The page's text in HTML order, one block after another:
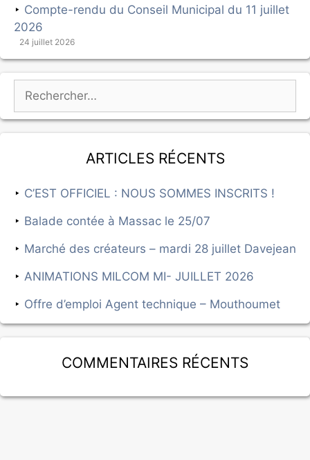
Compte-rendu du Conseil Municipal du 11 juillet
2026
24 juillet 2026
Articles récents
C’EST OFFICIEL : NOUS SOMMES INSCRITS !
Balade contée à Massac le 25/07
Marché des créateurs – mardi 28 juillet Davejean
ANIMATIONS MILCOM MI- JUILLET 2026
Offre d’emploi Agent technique – Mouthoumet
Commentaires récents